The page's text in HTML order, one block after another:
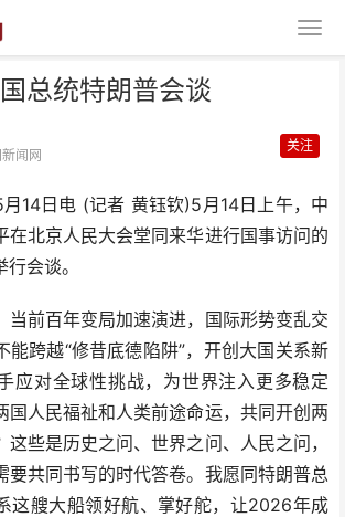
总统特朗普会谈
新闻网
关注
日电 (记者 黄钰钦)5月14日上午，中
在北京人民大会堂同来华进行国事访问的
会谈。
前百年变局加速演进，国际形势变乱交
能跨越“修昔底德陷阱”，开创大国关系新
应对全球性挑战，为世界注入更多稳定
国人民福祉和人类前途命运，共同开创两
这些是历史之问、世界之问、人民之问，
要共同书写的时代答卷。我愿同特朗普总
这艘大船领好航、掌好舵，让2026年成
统特朗普会谈